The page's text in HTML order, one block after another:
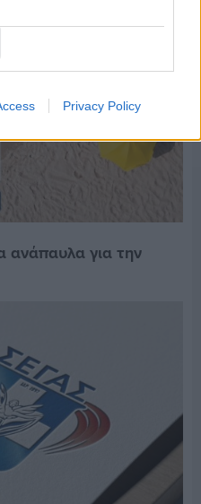
Privacy Policy
ανάπαυλα για την